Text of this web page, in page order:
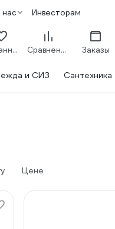
Инвесторам
Избранное Сравнение Заказы
и СИЗ Сантехника
Цене